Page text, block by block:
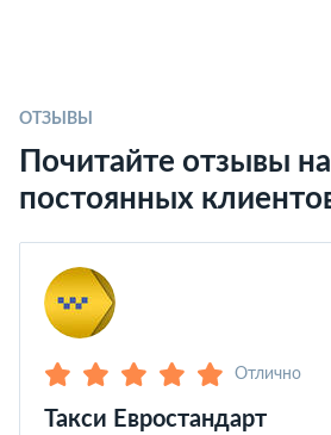
ОТЗЫВЫ
Почитайте отзывы
постоянных
Отлично
Такси Евростандарт